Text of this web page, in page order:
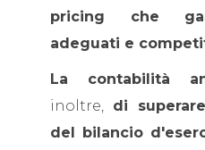
pricing che
adeguati e
La contabilità
inoltre, di
del bilancio